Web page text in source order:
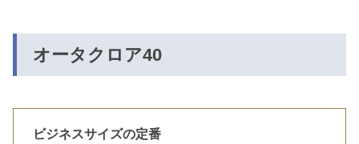
オータクロア40
ビジネスサイズの定番